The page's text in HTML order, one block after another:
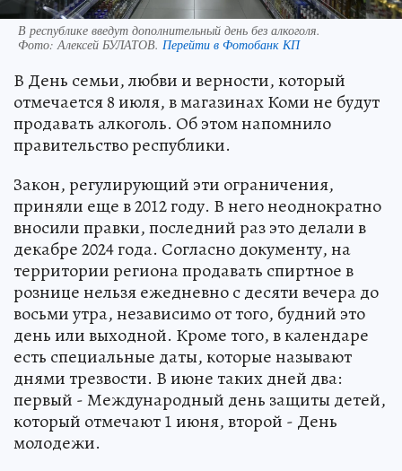
В республике введут дополнительный день без алкоголя.
Фото:Алексей БУЛАТОВ. Перейти в Фотобанк КП
В День семьи, любви и верности, который
отмечается 8 июля, в магазинах Коми не будут
продавать алкоголь. Об этом напомнило
правительство республики.
Закон, регулирующий эти ограничения,
приняли еще в 2012 году. В него неоднократно
вносили правки, последний раз это делали в
декабре 2024 года. Согласно документу, на
территории региона продавать спиртное в
рознице нельзя ежедневно с десяти вечера до
восьми утра, независимо от того, будний это
день или выходной. Кроме того, в календаре
есть специальные даты, которые называют
днями трезвости. В июне таких дней два:
первый - Международный день защиты детей,
который отмечают 1 июня, второй - День
молодежи.